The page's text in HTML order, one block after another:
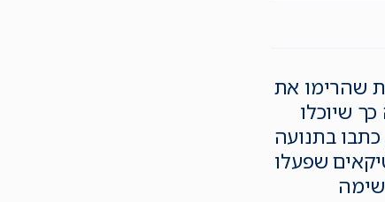
שהרימו את
שיוכלו
בתנועה
שפעלו